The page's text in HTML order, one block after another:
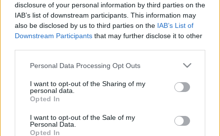
disclosure of your personal information by third parties on the
IAB’s list of downstream participants. This information may
also be disclosed by us to third parties on the IAB’s List of
Downstream Participants that may further disclose it to other
Please note that this website/app uses one or more Google
not limited to your visit or usage behaviour. You may click to
grant or deny consent to Google and its third-party tags to
use your data for below specified purposes in below Google
consent section.
Personal Data Processing Opt Outs
I want to opt-out of the Sharing of my
personal data.
Opted In
I want to opt-out of the Sale of my
Personal Data.
Opted In
Megosztás
Küldés Küldés Messengeren
Egészségkalauz
Egészségkalauz
A Pennsylvania Egyetem kutatói valószínűleg egy új
gént azonosítottak, mely befolyásolja az emlőrák
kialakulását.